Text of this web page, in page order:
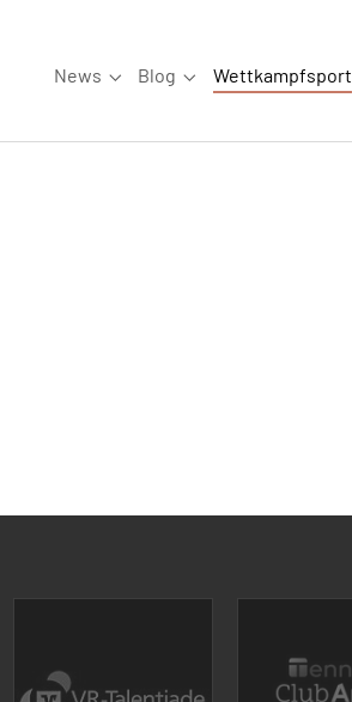
News
Submenu for "News"
Blog
Submenu for "Blog"
Wettkampfsport